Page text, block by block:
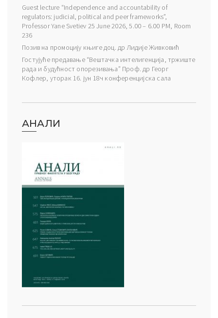
Guest lecture “Independence and accountability of
regulators: judicial, political and peer frameworks”,
Professor Yane Svetiev 25 June 2026, 5.00 – 6.00 PM, Room
236
Позив на промоцију књиге доц. др Лидије Живковић
Гостујуће предавање “Вештачка интелигенција, тржиште
рада и будућност опорезивања” Проф. др Георг
Кофлер, уторак 16. јун 18ч конференцијска сала
АНАЛИ